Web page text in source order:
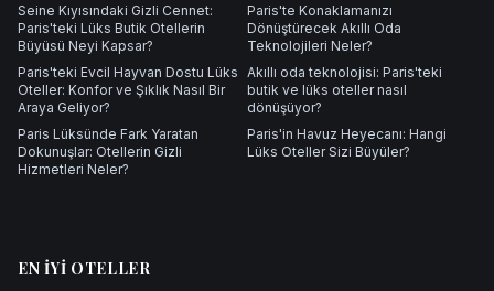
Seine Kıyısındaki Gizli Cennet:
Paris'teki Lüks Butik Otellerin
Büyüsü Neyi Kapsar?
Paris'te Konaklamanızı
Dönüştürecek Akıllı Oda
Teknolojileri Neler?
Paris'teki Evcil Hayvan Dostu Lüks
Oteller: Konfor ve Şıklık Nasıl Bir
Araya Geliyor?
Akıllı oda teknolojisi: Paris'teki
butik ve lüks oteller nasıl
dönüşüyor?
Paris Lüksünde Fark Yaratan
Dokunuşlar: Otellerin Gizli
Hizmetleri Neler?
Paris'in Havuz Heyecanı: Hangi
Lüks Oteller Sizi Büyüler?
EN İYI OTELLER